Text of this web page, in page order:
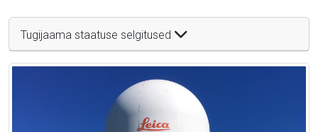
Tugijaama staatuse selgitused